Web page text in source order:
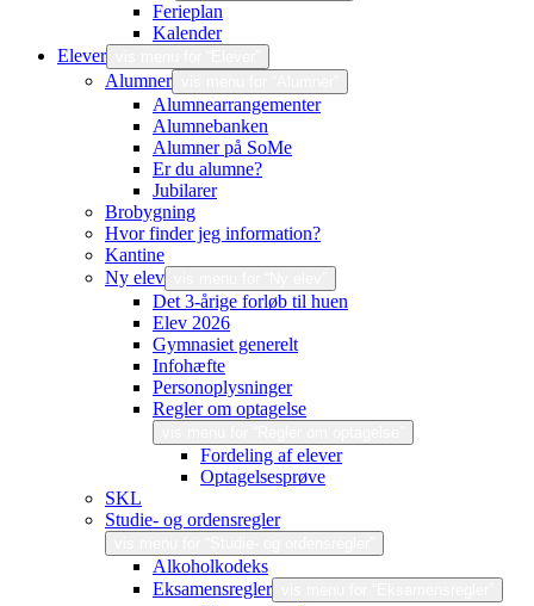
Ferieplan
Kalender
Elever
Alumner
Alumnearrangementer
Alumnebanken
Alumner på SoMe
Er du alumne?
Jubilarer
Brobygning
Hvor finder jeg information?
Kantine
Ny elev
Det 3-årige forløb til huen
Elev 2026
Gymnasiet generelt
Infohæfte
Personoplysninger
Regler om optagelse
Fordeling af elever
Optagelsesprøve
SKL
Studie- og ordensregler
Alkoholkodeks
Eksamensregler